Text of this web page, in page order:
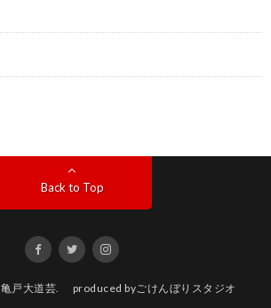
Back to Top
亀戸大道芸. produced byごけんぼりスタジオ